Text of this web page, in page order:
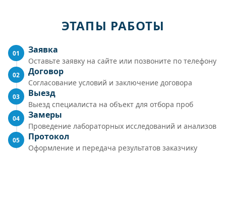
ЭТАПЫ РАБОТЫ
01 Заявка
Оставьте заявку на сайте или позвоните по телефону
02 Договор
Согласование условий и заключение договора
03 Выезд
Выезд специалиста на объект для отбора проб
04 Замеры
Проведение лабораторных исследований и анализов
05 Протокол
Оформление и передача результатов заказчику